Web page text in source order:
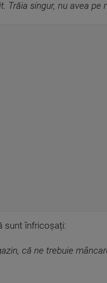
Trăia singur, nu avea pe
sunt înfricoșați:
că ne trebuie